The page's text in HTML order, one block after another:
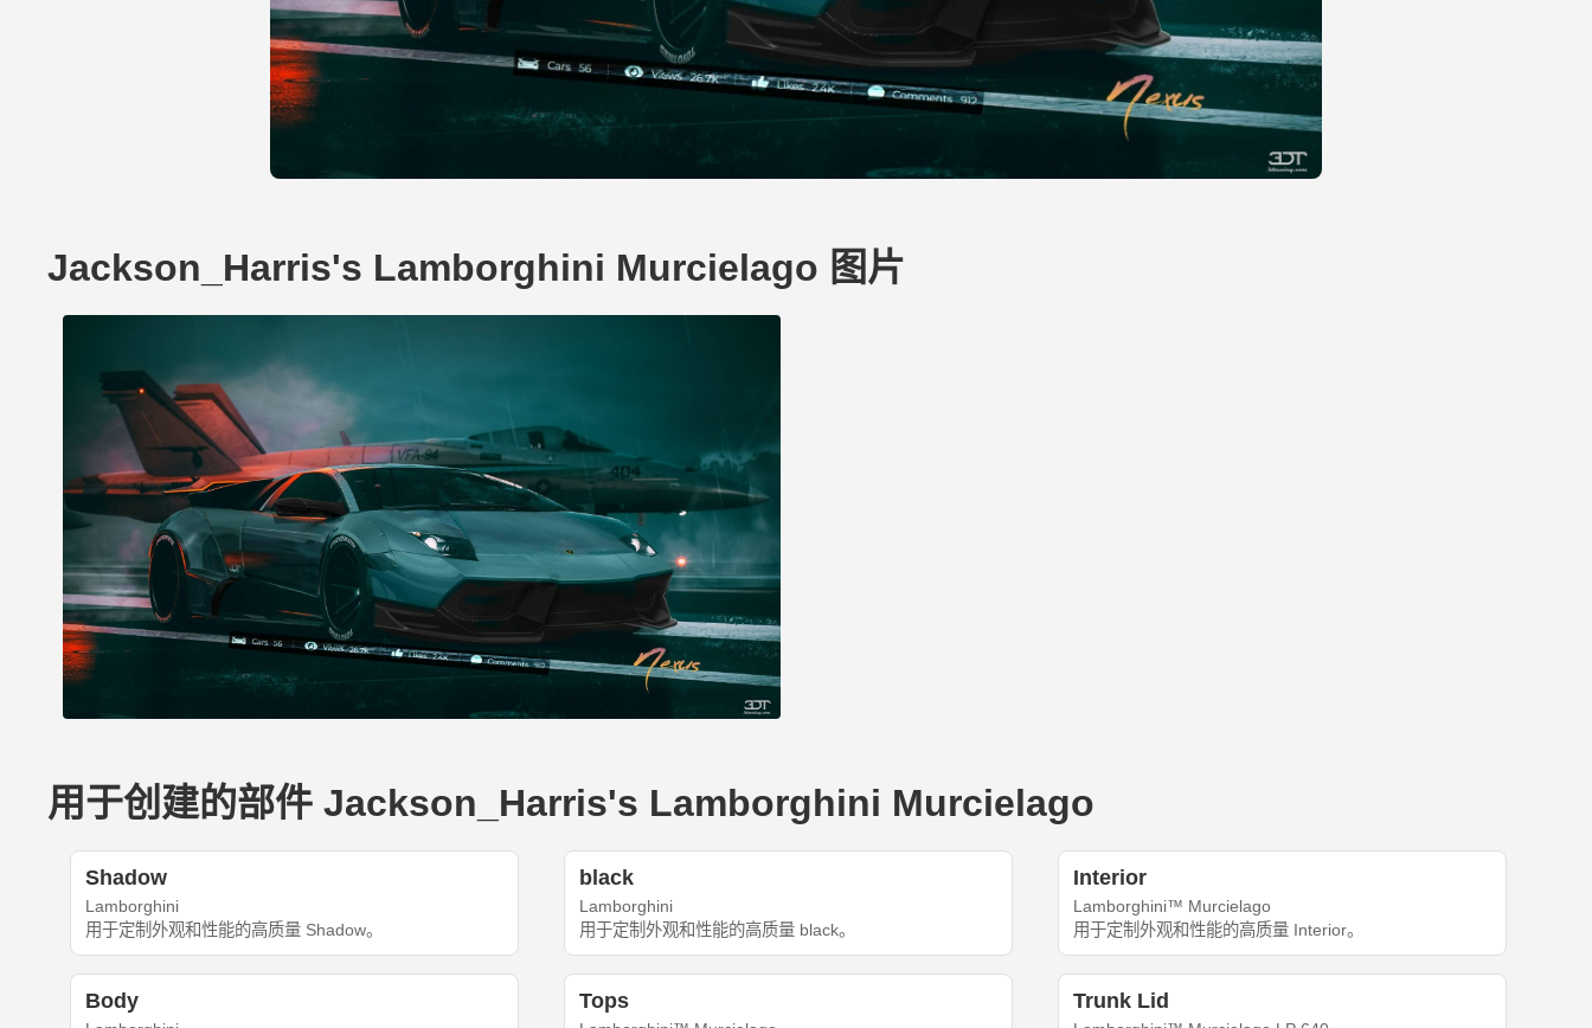
Jackson_Harris's Lamborghini Murcielago 图片
用于创建的部件 Jackson_Harris's Lamborghini Murcielago
Shadow
Lamborghini
用于定制外观和性能的高质量 Shadow。
black
Lamborghini
用于定制外观和性能的高质量 black。
Interior
Lamborghini™ Murcielago
用于定制外观和性能的高质量 Interior。
Body Tops Trunk Lid